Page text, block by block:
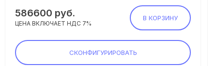
586600 руб.
ЦЕНА ВКЛЮЧАЕТ НДС 7%
В КОРЗИНУ
СКОНФИГУРИРОВАТЬ